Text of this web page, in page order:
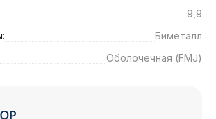
9,9
Биметалл
Оболочечная (FMJ)